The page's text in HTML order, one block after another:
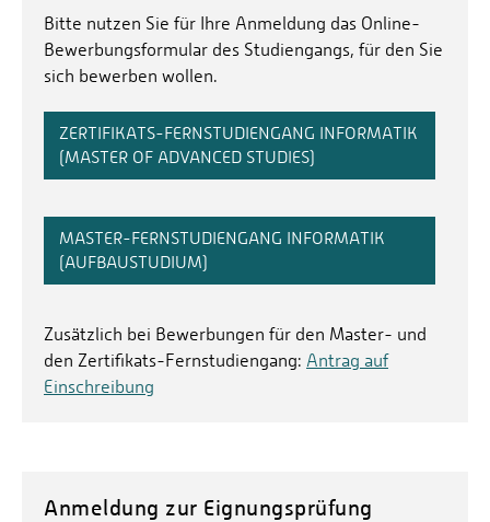
Bitte nutzen Sie für Ihre Anmeldung das Online-
Bewerbungsformular des Studiengangs, für den Sie
sich bewerben wollen.
ZERTIFIKATS-FERNSTUDIENGANG INFORMATIK
(MASTER OF ADVANCED STUDIES)
MASTER-FERNSTUDIENGANG INFORMATIK
(AUFBAUSTUDIUM)
Zusätzlich bei Bewerbungen für den Master- und
den Zertifikats-Fernstudiengang: Antrag auf
Einschreibung
Anmeldung zur Eignungsprüfung